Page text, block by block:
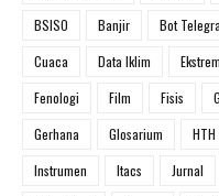
BSISO
Banjir Bot
Cuaca
Data Iklim Ekstrem
Fenologi
Film Fisis
Gerhana
Glosarium HTH
Instrumen
Itacs Jurnal